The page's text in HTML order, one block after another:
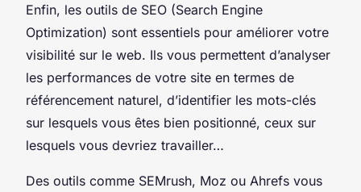
Enfin, les outils de SEO (Search Engine
Optimization) sont essentiels pour améliorer votre
visibilité sur le web. Ils vous permettent d’analyser
les performances de votre site en termes de
référencement naturel, d’identifier les mots-clés
sur lesquels vous êtes bien positionné, ceux sur
lesquels vous devriez travailler…
Des outils comme SEMrush, Moz ou Ahrefs vous